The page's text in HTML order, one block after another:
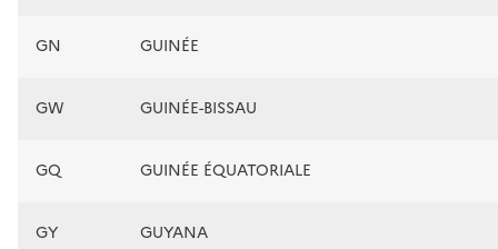
GN GUINÉE
GW GUINÉE-BISSAU
GQ GUINÉE ÉQUATORIALE
GY GUYANA